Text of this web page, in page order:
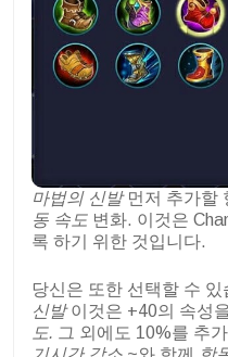
마법의 신발 먼저 추가할
동 속도 변화. 이것은
록 하기 위한 것입니다.
당신은 또한 선택할 수 있
신발이것은 +40의 속성
도. 그 외에도 10%를 추